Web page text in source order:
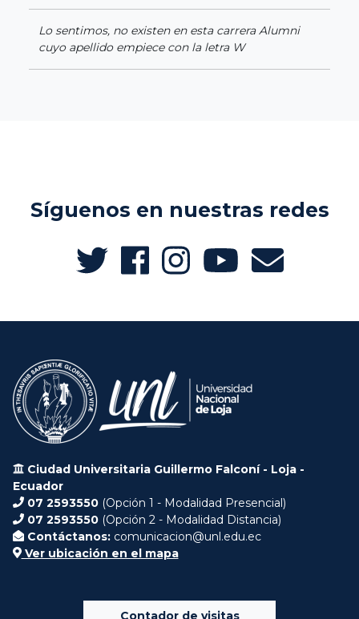
Lo sentimos, no existen en esta carrera Alumni
cuyo apellido empiece con la letra W
Síguenos en nuestras redes
Ciudad Universitaria Guillermo Falconí - Loja -
Ecuador
07 2593550 (Opción 1 - Modalidad Presencial)
07 2593550 (Opción 2 - Modalidad Distancia)
Contáctanos: comunicacion@unl.edu.ec
Ver ubicación en el mapa
Contador de visitas